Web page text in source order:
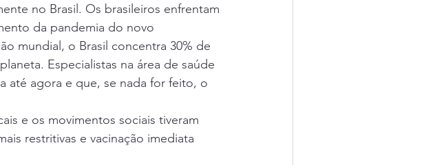
no Brasil. Os brasileiros enfrentam
da pandemia do novo
mundial, o Brasil concentra 30% de
Especialistas na área de saúde
até agora e que, se nada for feito, o
e os movimentos sociais tiveram
restritivas e vacinação imediata